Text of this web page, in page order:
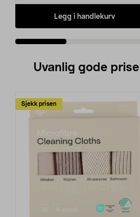
Legg i handlekurv
Uvanlig gode
Sjekk prisen